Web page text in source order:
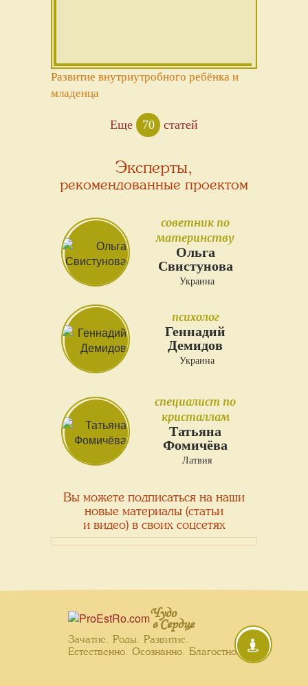
Развитие внутриутробного ребёнка и
младенца
Еще 70 статей
Эксперты,
рекомендованные проектом
советник по
материнству
Ольга
Свистунова
Украина
психолог
Геннадий
Демидов
Украина
специалист по
кристаллам
Татьяна
Фомичёва
Латвия
Вы можете подписаться на наши
новые материалы (статьи
и видео) в своих соцсетях
Чудо
в Сердце
Зачатие. Роды. Развитие.
Естественно. Осознанно. Благостно.